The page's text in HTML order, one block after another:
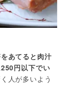
あてると肉汁
円以下でい
人が多いよう